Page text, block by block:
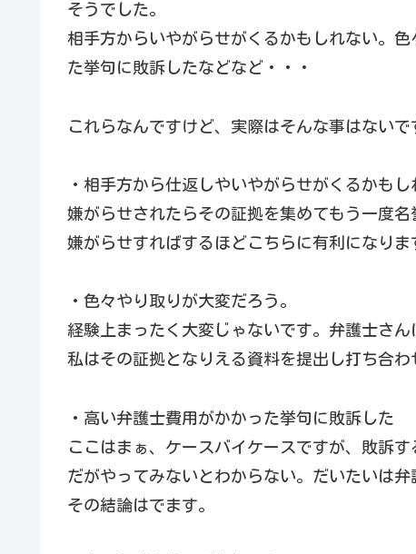
そうでした。
相手方からいやがらせがくるかもしれない。
た挙句に敗訴したなどなど・・・
これらなんですけど、実際はそんな事はないで
・相手方から仕返しやいやがらせがくるかもし
嫌がらせされたらその証拠を集めてもう一度名
嫌がらせすればするほどこちらに有利になり
・色々やり取りが大変だろう。
経験上まったく大変じゃないです。弁護士さん
私はその証拠となりえる資料を提出し打ち合わ
・高い弁護士費用がかかった挙句に敗訴した
ここはまぁ、ケースバイケースですが、敗訴
だがやってみないとわからない。だいたいは
その結論はでます。